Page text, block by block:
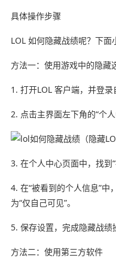
具体操作步骤
LOL 如何隐藏战绩呢？下面
方法一：使用游戏中的隐藏
1. 打开LOL 客户端，并登录
2. 点击主界面左下角的“个人
3. 在个人中心页面中，找到“
4. 在“被看到的个人信息”中
为“仅自己可见”。
5. 保存设置，完成隐藏战绩
方法二：使用第三方软件